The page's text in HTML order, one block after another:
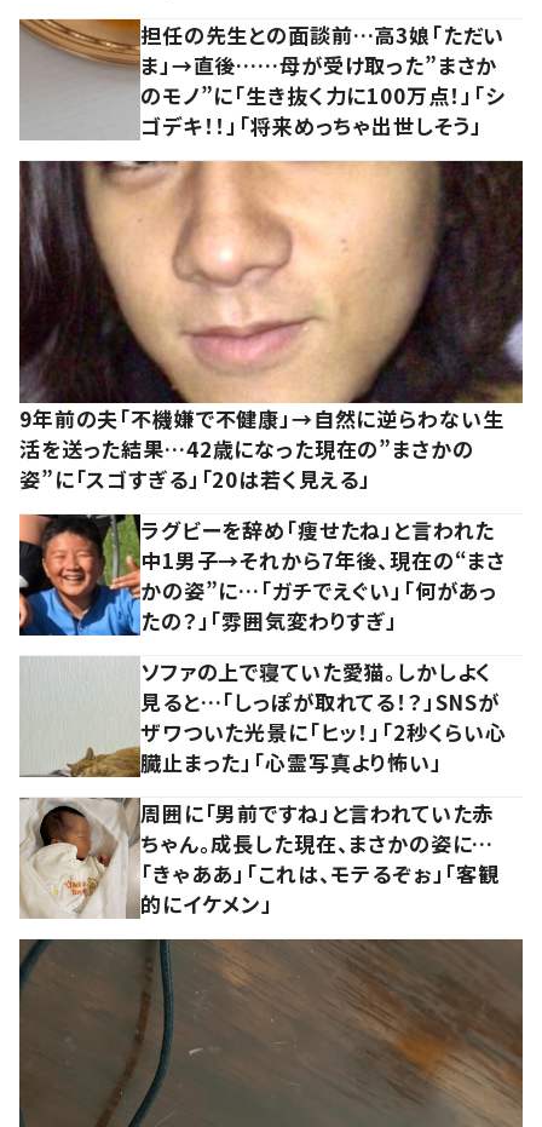
担任の先生との面談前…高3娘「ただい
ま」→直後……母が受け取った”まさか
のモノ”に「生き抜く力に100万点！」「シ
ゴデキ！！」「将来めっちゃ出世しそう」
9年前の夫「不機嫌で不健康」→自然に逆らわない生
活を送った結果…42歳になった現在の”まさかの
姿”に「スゴすぎる」「20は若く見える」
ラグビーを辞め「痩せたね」と言われた
中1男子→それから7年後、現在の“まさ
かの姿”に…「ガチでえぐい」「何があっ
たの？」「雰囲気変わりすぎ」
ソファの上で寝ていた愛猫。しかしよく
見ると…「しっぽが取れてる！？」SNSが
ザワついた光景に「ヒッ！」「2秒くらい心
臓止まった」「心霊写真より怖い」
周囲に「男前ですね」と言われていた赤
ちゃん。成長した現在、まさかの姿に…
「きゃああ」「これは、モテるぞぉ」「客観
的にイケメン」